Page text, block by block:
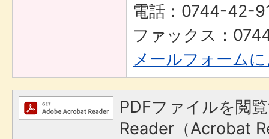
電話：0744-42-
ファックス：
メールフォーム
PDFファイルを閲
Reader（Acrobat